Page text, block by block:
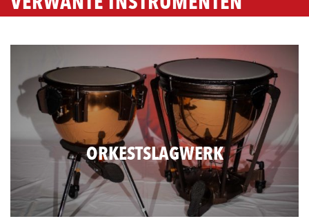
ORKESTSLAGWERK